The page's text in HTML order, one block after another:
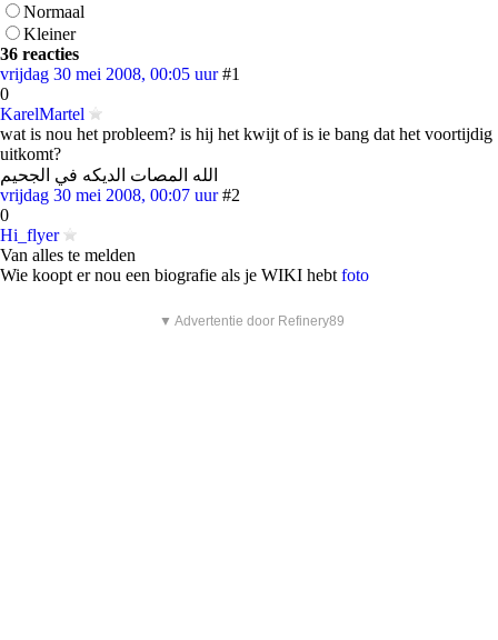
Normaal
Kleiner
36 reacties
vrijdag 30 mei 2008, 00:05 uur #1
0
KarelMartel
wat is nou het probleem? is hij het kwijt of is ie bang dat het voortijdig
uitkomt?
الله المصات الديكه في الجحيم
vrijdag 30 mei 2008, 00:07 uur #2
0
Hi_flyer
Van alles te melden
Wie koopt er nou een biografie als je WIKI hebt foto
▼ Advertentie door Refinery89